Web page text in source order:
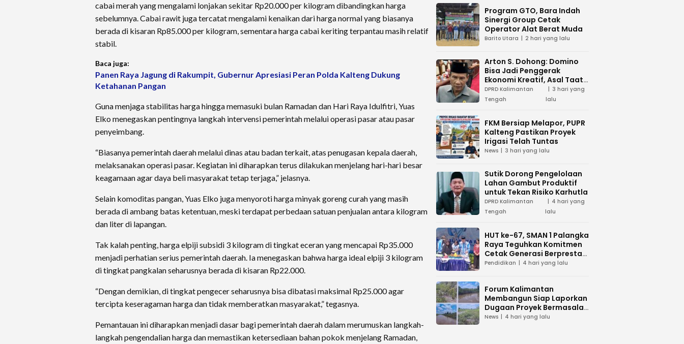
cabai merah yang mengalami lonjakan sekitar Rp20.000 per kilogram dibandingkan harga
sebelumnya. Cabai rawit juga tercatat mengalami kenaikan dari harga normal yang biasanya
berada di kisaran Rp85.000 per kilogram, sementara harga cabai keriting terpantau masih relatif
stabil.
Baca juga:
Panen Raya Jagung di Rakumpit, Gubernur Apresiasi Peran Polda Kalteng Dukung
Ketahanan Pangan
Guna menjaga stabilitas harga hingga memasuki bulan Ramadan dan Hari Raya Idulfitri, Yuas
Elko menegaskan pentingnya langkah intervensi pemerintah melalui operasi pasar atau pasar
penyeimbang.
“Biasanya pemerintah daerah melalui dinas atau badan terkait, atas penugasan kepala daerah,
melaksanakan operasi pasar. Kegiatan ini diharapkan terus dilakukan menjelang hari-hari besar
keagamaan agar daya beli masyarakat tetap terjaga,” jelasnya.
Selain komoditas pangan, Yuas Elko juga menyoroti harga minyak goreng curah yang masih
berada di ambang batas ketentuan, meski terdapat perbedaan satuan penjualan antara kilogram
dan liter di lapangan.
Tak kalah penting, harga elpiji subsidi 3 kilogram di tingkat eceran yang mencapai Rp35.000
menjadi perhatian serius pemerintah daerah. Ia menegaskan bahwa harga ideal elpiji 3 kilogram
di tingkat pangkalan seharusnya berada di kisaran Rp22.000.
“Dengan demikian, di tingkat pengecer seharusnya bisa dibatasi maksimal Rp25.000 agar
tercipta keseragaman harga dan tidak memberatkan masyarakat,” tegasnya.
Pemantauan ini diharapkan menjadi dasar bagi pemerintah daerah dalam merumuskan langkah-
langkah pengendalian harga dan memastikan ketersediaan bahan pokok menjelang Ramadan,
Program GTO, Bara Indah
Sinergi Group Cetak
Operator Alat Berat Muda
Barito Utara 2 hari yang lalu
Arton S. Dohong: Domino
Bisa Jadi Penggerak
Ekonomi Kreatif, Asal Taat
Aturan
DPRD Kalimantan
Tengah
3 hari yang
lalu
FKM Bersiap Melapor, PUPR
Kalteng Pastikan Proyek
Irigasi Telah Tuntas
News 3 hari yang lalu
Sutik Dorong Pengelolaan
Lahan Gambut Produktif
untuk Tekan Risiko Karhutla
DPRD Kalimantan
Tengah
4 hari yang
lalu
HUT ke-67, SMAN 1 Palangka
Raya Teguhkan Komitmen
Cetak Generasi Berprestasi
dan Peduli Lingkunga
Pendidikan 4 hari yang lalu
Forum Kalimantan
Membangun Siap Laporkan
Dugaan Proyek Bermasalah
PUPR Kalteng
News 4 hari yang lalu